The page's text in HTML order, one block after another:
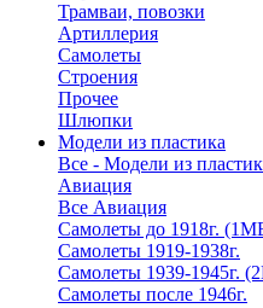
Трамваи, повозки
Артиллерия
Самолеты
Строения
Прочее
Шлюпки
Модели из пластика
Все - Модели из
Авиация
Все Авиация
Самолеты до 1918г.
Самолеты 1919-1938г.
Самолеты 1939-1945г.
Самолеты после 1946г.